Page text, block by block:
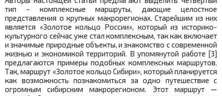
тип - комплексные маршруты, дающие целостное
представления о крупных макрорегионах. Старейшим из них
является «Золотое кольцо России», который из историко-
культурного сейчас уже стал комплексным, так как включает
и значимые природные объекты, и знакомство с современной
жизнью и экономикой территорий. В упомянутой работе [3]
предлагаются примеры подобных комплексных маршрутов.
Так, маршрут «Золотое кольцо Сибири», который планируется
как возможность познакомиться за одно путешествие с
огромным сибирским макрорегионом. Этот маршрут —